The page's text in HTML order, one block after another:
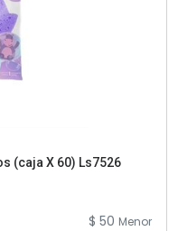
(caja X 60) Ls7526
$ 50 Menor